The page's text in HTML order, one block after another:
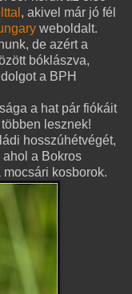
, akivel már jó fél
weboldalt.
de azért a
bóklászva,
a BPH
a hat pár fiókáit
lesznek!
hosszúhétvégét,
ahol a Bokros
kosborok.